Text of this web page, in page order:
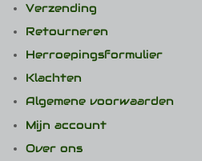
Verzending
Retourneren
Herroepingsformulier
Klachten
Algemene voorwaarden
Mijn account
Over ons